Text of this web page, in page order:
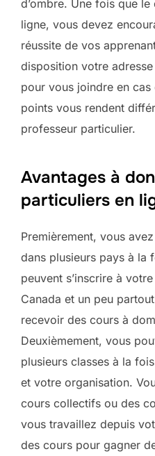
d’ombre. Une fois que
ligne, vous devez
réussite de vos
disposition votre
pour vous joindre en
points vous rendent
professeur particulier.
Avantages à
particuliers en
Premièrement, vous
dans plusieurs pays à la
peuvent s’inscrire à
Canada et un peu
recevoir des cours à
Deuxièmement, vous
plusieurs classes à la
et votre organisation.
cours collectifs ou des
vous travaillez depuis
des cours pour gagner